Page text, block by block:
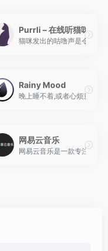
拟网站，同时还提供6种不同
Purrli – 在线听猫咪打呼
猫咪发出的咕噜声是令人最
器
成器，旨在帮助您放松、集中
Rainy Mood
晚上睡不着,或者心烦意乱的
音可供选择，用中文诗意的概
网易云音乐
网易云音乐是一款专注于发